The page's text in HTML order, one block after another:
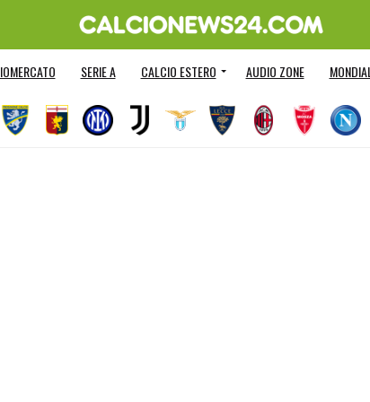
SERIE A CALCIO ESTERO AUDIO ZONE